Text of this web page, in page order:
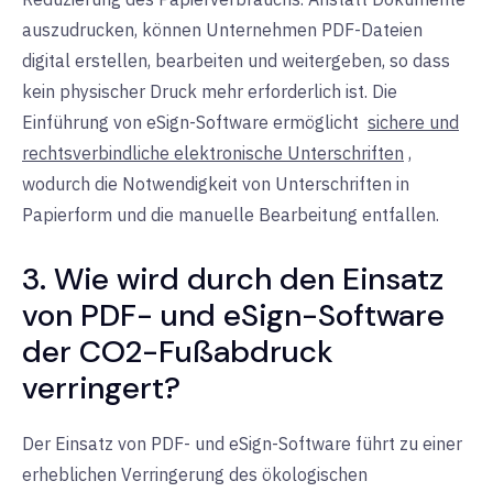
auszudrucken, können Unternehmen PDF-Dateien
digital erstellen, bearbeiten und weitergeben, so dass
kein physischer Druck mehr erforderlich ist. Die
Einführung von eSign-Software ermöglicht sichere und
rechtsverbindliche elektronische Unterschriften ,
wodurch die Notwendigkeit von Unterschriften in
Papierform und die manuelle Bearbeitung entfallen.
3. Wie wird durch den Einsatz
von PDF- und eSign-Software
der CO2-Fußabdruck
verringert?
Der Einsatz von PDF- und eSign-Software führt zu einer
erheblichen Verringerung des ökologischen